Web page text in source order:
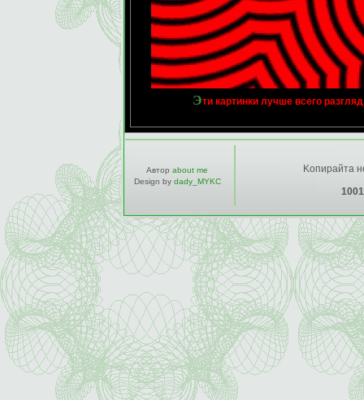
Эти картинки лучше всего
Автор about me
Design by dady_MYKC
Kопирайта